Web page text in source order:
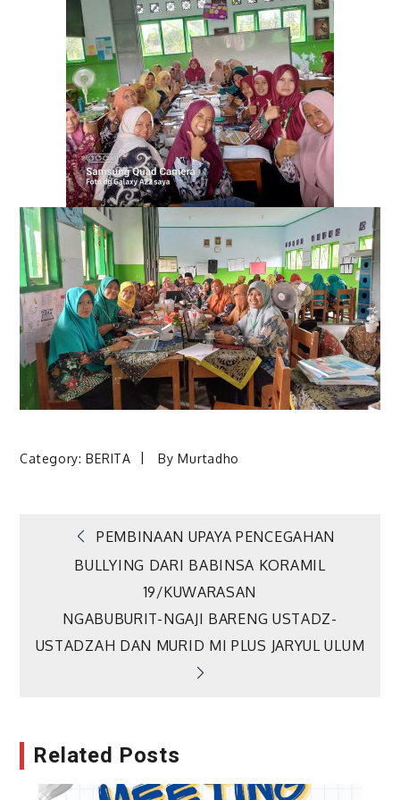
Category:BERITA ByMurtadho
Navigasi
PEMBINAAN UPAYA PENCEGAHAN
BULLYING DARI BABINSA KORAMIL
19/KUWARASAN
NGABUBURIT-NGAJI BARENG USTADZ-
USTADZAH DAN MURID MI PLUS JARYUL ULUM
Related Posts